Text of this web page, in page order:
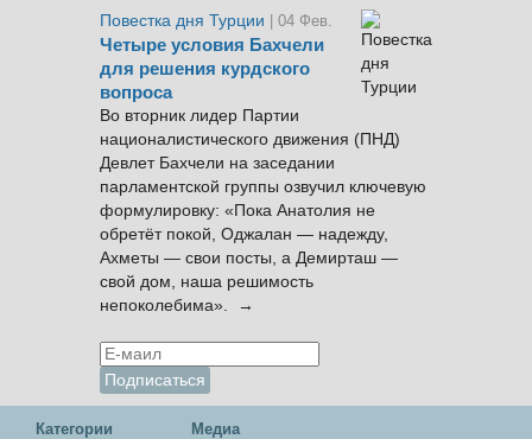
Повестка дня Турции
| 04 Фев.
Четыре условия Бахчели
для решения курдского
вопроса
Во вторник лидер Партии
националистического движения (ПНД)
Девлет Бахчели на заседании
парламентской группы озвучил ключевую
формулировку: «Пока Анатолия не
обретёт покой, Оджалан — надежду,
Ахметы — свои посты, а Демирташ —
свой дом, наша решимость
непоколебима». →
Категории Медиа